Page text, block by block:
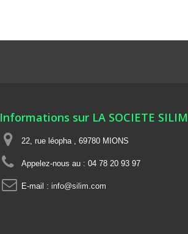
Informations sur LA SOCIETE SILIM
22, rue léopha , 69780 MIONS
Appelez-nous au : 04 78 20 93 97
E-mail : info@silim.com